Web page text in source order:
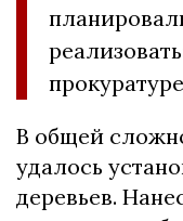
В общей
удалось
деревьев.